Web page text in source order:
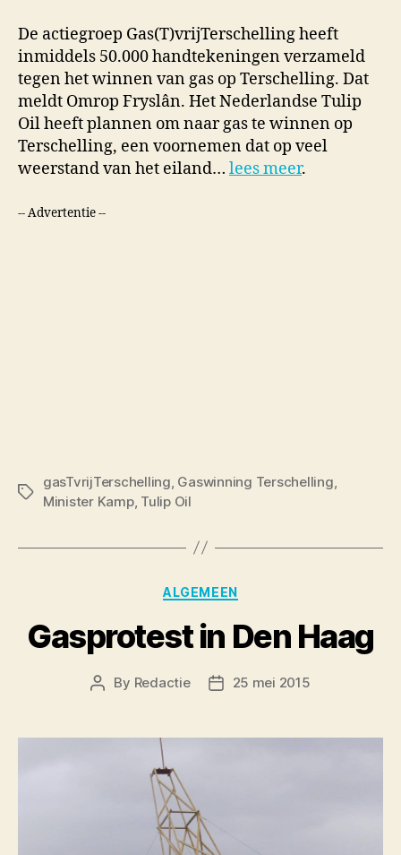
De actiegroep Gas(T)vrijTerschelling heeft
inmiddels 50.000 handtekeningen verzameld
tegen het winnen van gas op Terschelling. Dat
meldt Omrop Fryslân. Het Nederlandse Tulip
Oil heeft plannen om naar gas te winnen op
Terschelling, een voornemen dat op veel
weerstand van het eiland… lees meer.
-- Advertentie --
Tags
gasTvrijTerschelling Gaswinning Terschelling
Minister Kamp, Tulip Oil
Categories
ALGEMEEN
Gasprotest in Den Haag
Post
By Redactie
Post25 mei 2015